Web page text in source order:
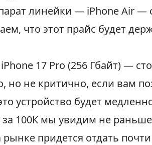
линейки — iPhone Air —
что этот прайс будет
17 Pro (256 Гбайт) —
но не критично, если вам
устройство будет
за 100К мы увидим не
придется отдать